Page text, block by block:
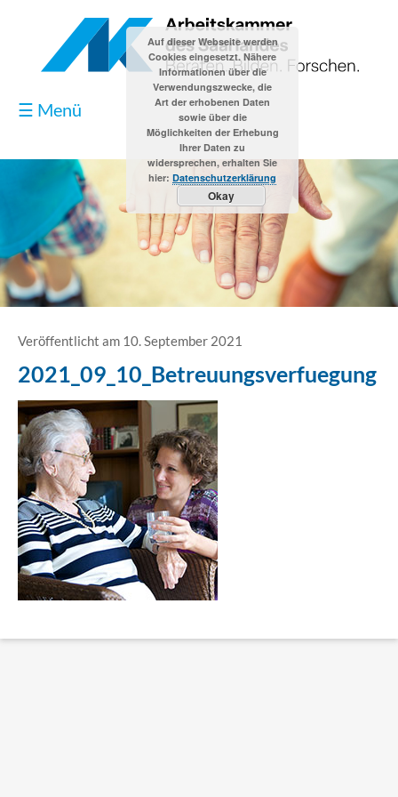
☰ Menü
Blog
Kontakt
Datenschutzerklärung
Erklärung Barrierefreiheit
Veröffentlicht am 10. September 2021
2021_09_10_Betreuungsverfuegung
Auf dieser Webseite werden
Cookies eingesetzt. Nähere
Informationen über die
Verwendungszwecke, die
Art der erhobenen Daten
sowie über die
Möglichkeiten der Erhebung
Ihrer Daten zu
widersprechen, erhalten Sie
hier: Datenschutzerklärung
Okay